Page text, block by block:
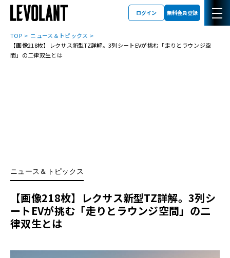
ログイン 無料会員登録
TOP
ニュース＆トピックス
【画像218枚】レクサス新型TZ詳解。3列シートEVが挑む「走りとラウンジ空
間」の二律双生とは
ニュース＆トピックス
【画像218枚】レクサス新型TZ詳解。3列シ
ートEVが挑む「走りとラウンジ空間」の二
律双生とは